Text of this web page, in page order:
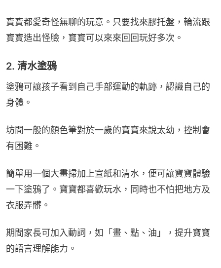
寶寶都愛奇怪無聊的玩意。只要找來膠托盤，輪流跟
寶寶造出怪臉，寶寶可以來來回回玩好多次。
2. 清水塗鴉
塗鴉可讓孩子看到自己手部運動的軌跡，認識自己的
身體。
坊間一般的顏色筆對於一歲的寶寶來說太幼，控制會
有困難。
簡單用一個大畫掃加上宣紙和清水，便可讓寶寶體驗
一下塗鴉了。寶寶都喜歡玩水，同時也不怕把地方及
衣服弄髒。
期間家長可加入動詞，如「畫、點、油」，提升寶寶
的語言理解能力。